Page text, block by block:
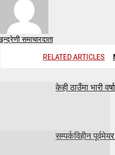
इन्द्रेणी समाचारदाता
RELATED ARTICLES
केही ठाउँमा भारी
सम्पर्कविहीन